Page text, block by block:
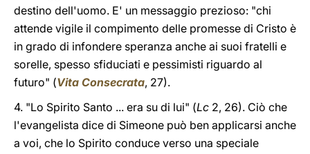
destino dell'uomo. E' un messaggio prezioso: "chi
attende vigile il compimento delle promesse di Cristo è
in grado di infondere speranza anche ai suoi fratelli e
sorelle, spesso sfiduciati e pessimisti riguardo al
futuro" (Vita Consecrata, 27).
4. "Lo Spirito Santo ... era su di lui" (Lc 2, 26). Ciò che
l'evangelista dice di Simeone può ben applicarsi anche
a voi, che lo Spirito conduce verso una speciale